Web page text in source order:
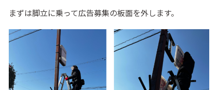
まずは脚立に乗って広告募集の板面を外します。